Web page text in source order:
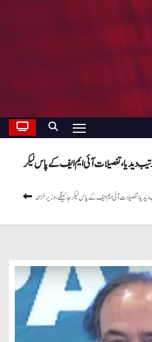
دیدیا ، تفصیلات آئی ایم ایف کے پاس لیکر
، تفصیلات آئی ایم ایف کے پاس لیکر جائینگے ، وزیر خزانہ